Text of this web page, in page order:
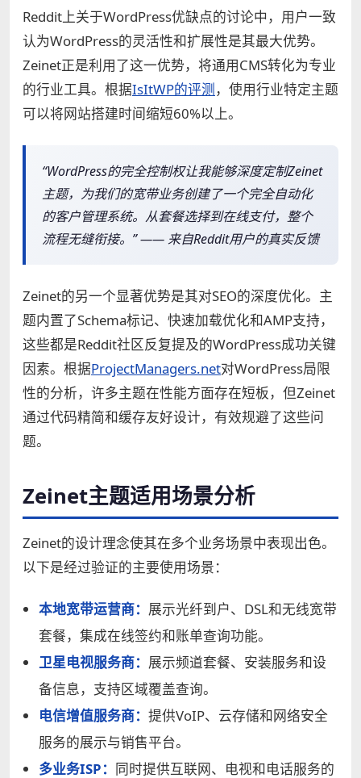
Reddit上关于WordPress优缺点的讨论中，用户一致
认为WordPress的灵活性和扩展性是其最大优势。
Zeinet正是利用了这一优势，将通用CMS转化为专业
的行业工具。根据IsItWP的评测，使用行业特定主题
可以将网站搭建时间缩短60%以上。
“WordPress的完全控制权让我能够深度定制Zeinet
主题，为我们的宽带业务创建了一个完全自动化
的客户管理系统。从套餐选择到在线支付，整个
流程无缝衔接。” —— 来自Reddit用户的真实反馈
Zeinet的另一个显著优势是其对SEO的深度优化。主
题内置了Schema标记、快速加载优化和AMP支持，
这些都是Reddit社区反复提及的WordPress成功关键
因素。根据ProjectManagers.net对WordPress局限
性的分析，许多主题在性能方面存在短板，但Zeinet
通过代码精简和缓存友好设计，有效规避了这些问
题。
Zeinet主题适用场景分析
Zeinet的设计理念使其在多个业务场景中表现出色。
以下是经过验证的主要使用场景：
本地宽带运营商： 展示光纤到户、DSL和无线宽带
套餐，集成在线签约和账单查询功能。
卫星电视服务商： 展示频道套餐、安装服务和设
备信息，支持区域覆盖查询。
电信增值服务商： 提供VoIP、云存储和网络安全
服务的展示与销售平台。
多业务ISP： 同时提供互联网、电视和电话服务的